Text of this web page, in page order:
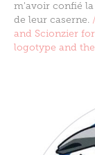
m'avoir confié
de leur caserne.
and Scionzier
logotype and